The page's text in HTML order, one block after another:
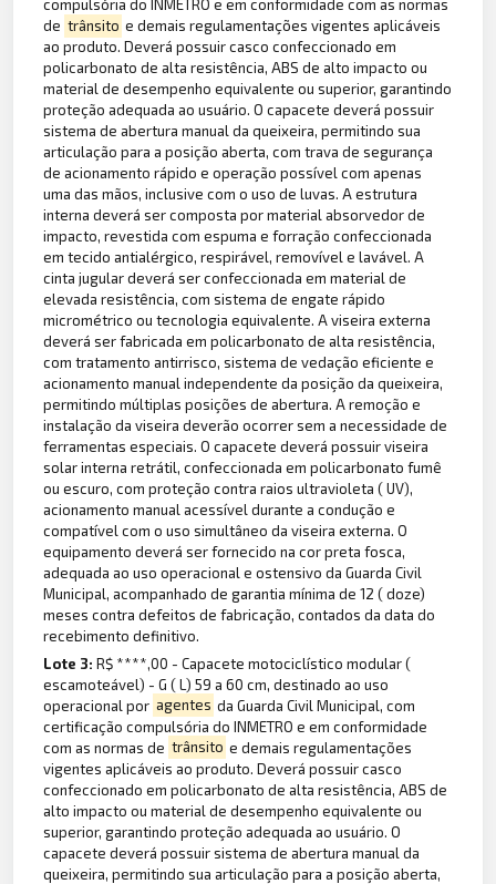
compulsória do INMETRO e em conformidade com as normas
de trânsito e demais regulamentações vigentes aplicáveis
ao produto. Deverá possuir casco confeccionado em
policarbonato de alta resistência, ABS de alto impacto ou
material de desempenho equivalente ou superior, garantindo
proteção adequada ao usuário. O capacete deverá possuir
sistema de abertura manual da queixeira, permitindo sua
articulação para a posição aberta, com trava de segurança
de acionamento rápido e operação possível com apenas
uma das mãos, inclusive com o uso de luvas. A estrutura
interna deverá ser composta por material absorvedor de
impacto, revestida com espuma e forração confeccionada
em tecido antialérgico, respirável, removível e lavável. A
cinta jugular deverá ser confeccionada em material de
elevada resistência, com sistema de engate rápido
micrométrico ou tecnologia equivalente. A viseira externa
deverá ser fabricada em policarbonato de alta resistência,
com tratamento antirrisco, sistema de vedação eficiente e
acionamento manual independente da posição da queixeira,
permitindo múltiplas posições de abertura. A remoção e
instalação da viseira deverão ocorrer sem a necessidade de
ferramentas especiais. O capacete deverá possuir viseira
solar interna retrátil, confeccionada em policarbonato fumê
ou escuro, com proteção contra raios ultravioleta ( UV),
acionamento manual acessível durante a condução e
compatível com o uso simultâneo da viseira externa. O
equipamento deverá ser fornecido na cor preta fosca,
adequada ao uso operacional e ostensivo da Guarda Civil
Municipal, acompanhado de garantia mínima de 12 ( doze)
meses contra defeitos de fabricação, contados da data do
recebimento definitivo.
Lote 3:R$ ****,00 - Capacete motociclístico modular (
escamoteável) - G ( L) 59 a 60 cm, destinado ao uso
operacional por agentes da Guarda Civil Municipal, com
certificação compulsória do INMETRO e em conformidade
com as normas de trânsito e demais regulamentações
vigentes aplicáveis ao produto. Deverá possuir casco
confeccionado em policarbonato de alta resistência, ABS de
alto impacto ou material de desempenho equivalente ou
superior, garantindo proteção adequada ao usuário. O
capacete deverá possuir sistema de abertura manual da
queixeira, permitindo sua articulação para a posição aberta,